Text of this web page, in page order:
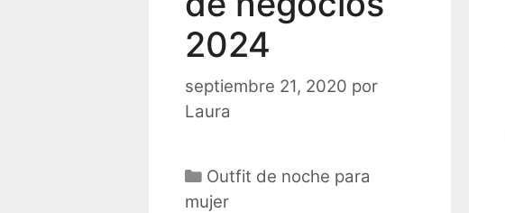
2024
septiembre 21, 2020 por
Laura
Categorías
Outfit de noche para
mujer